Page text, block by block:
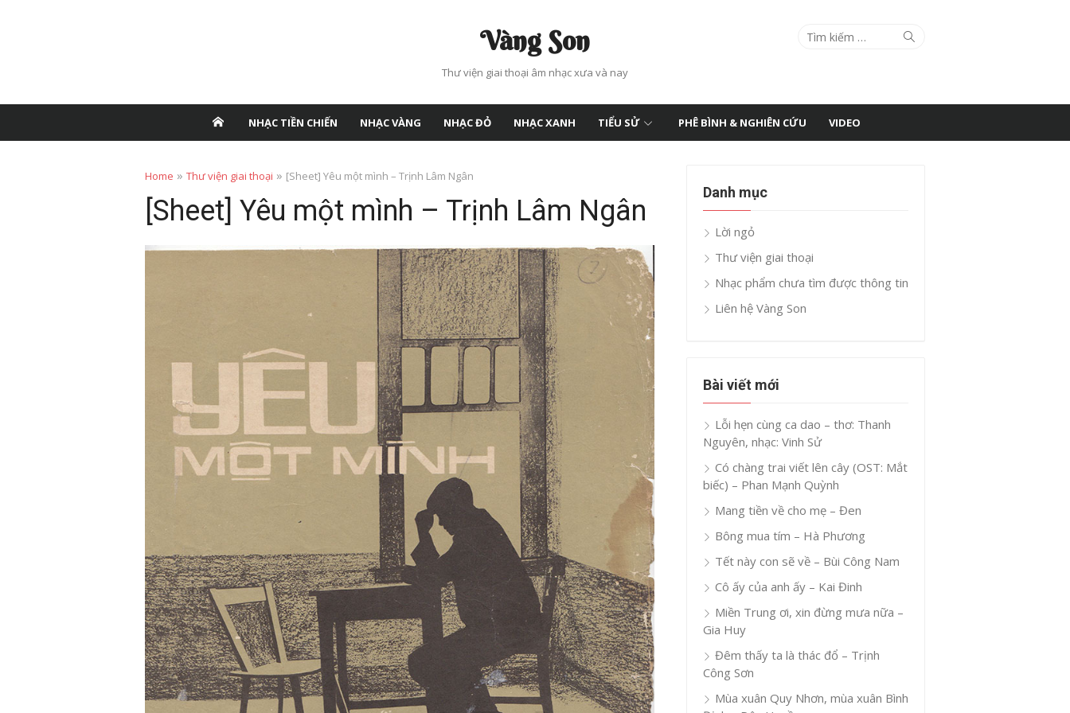
Vàng Son
Thư viện giai thoại âm nhạc xưa và nay
Search
Search
NHẠC TIỀN CHIẾN NHẠC VÀNG NHẠC ĐỎ NHẠC XANH TIỂU SỬ PHÊ BÌNH & NGHIÊN CỨU VIDEO
Home » Thư viện giai thoại » [Sheet] Yêu một mình – Trịnh Lâm Ngân
[Sheet] Yêu một mình – Trịnh Lâm Ngân
Danh mục
Lời ngỏ
Thư viện giai thoại
Nhạc phẩm chưa tìm được thông tin
Liên hệ Vàng Son
Bài viết mới
Lỗi hẹn cùng ca dao – thơ: Thanh
Nguyên, nhạc: Vinh Sử
Có chàng trai viết lên cây (OST: Mắt
biếc) – Phan Mạnh Quỳnh
Mang tiền về cho mẹ – Đen
Bông mua tím – Hà Phương
Tết này con sẽ về – Bùi Công Nam
Cô ấy của anh ấy – Kai Đinh
Miền Trung ơi, xin đừng mưa nữa –
Gia Huy
Đêm thấy ta là thác đổ – Trịnh
Công Sơn
Mùa xuân Quy Nhơn, mùa xuân Bình